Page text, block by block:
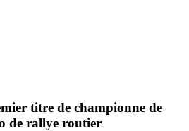
titre de championne de
de rallye routier